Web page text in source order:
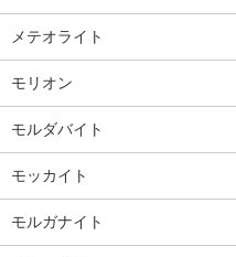
メテオライト
モリオン
モルダバイト
モッカイト
モルガナイト